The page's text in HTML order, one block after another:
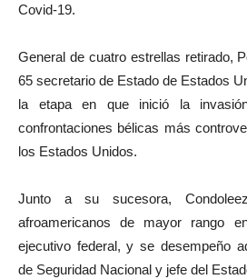
Covid-19.
General de cuatro estrellas retirado,
65 secretario de Estado de Estados
la etapa en que inició la
confrontaciones bélicas más
los Estados Unidos.
Junto a su sucesora,
afroamericanos de mayor rango
ejecutivo federal, y se desempeño
de Seguridad Nacional y jefe del